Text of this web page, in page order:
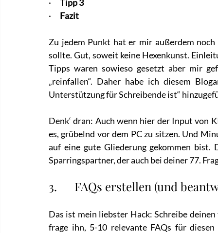
· Tipp 3
· Fazit
Zu jedem Punkt hat er mir außerdem
sollte. Gut, soweit keine Hexenkunst.
Tipps waren sowieso gesetzt aber mir
„reinfallen“. Daher habe ich diesem
Unterstützung für Schreibende ist“
Denk‘ dran: Auch wenn hier der Input von
es, grübelnd vor dem PC zu sitzen. Und
auf eine gute Gliederung gekommen
Sparringspartner, der auch bei deiner 77.
3.      FAQs erstellen (und
Das ist mein liebster Hack: Schreibe
frage ihn, 5-10 relevante FAQs für